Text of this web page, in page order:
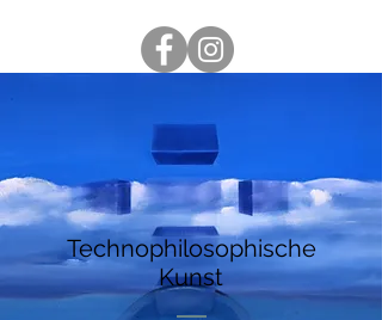
Technophilosophische
Kunst